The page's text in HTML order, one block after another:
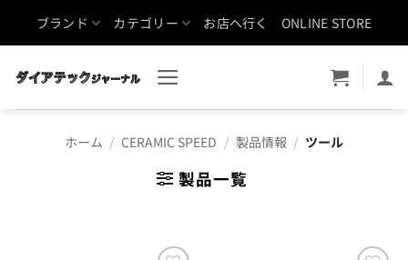
ブランド カテゴリー お店へ行く ONLINE STORE
ホーム / CERAMIC SPEED / 製品情報 / ツール
製品一覧